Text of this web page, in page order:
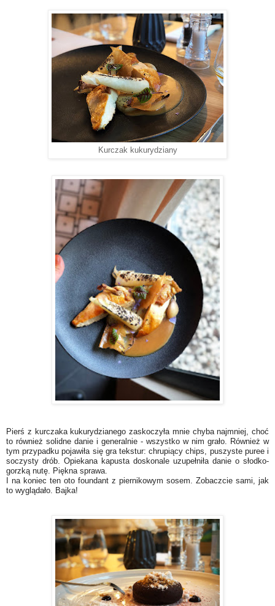
Kurczak kukurydziany
Pierś z kurczaka kukurydzianego zaskoczyła mnie chyba najmniej, choć
to również solidne danie i generalnie - wszystko w nim grało. Również w
tym przypadku pojawiła się gra tekstur: chrupiący chips, puszyste puree i
soczysty drób. Opiekana kapusta doskonale uzupełniła danie o słodko-
gorzką nutę. Piękna sprawa.
I na koniec ten oto foundant z piernikowym sosem. Zobaczcie sami, jak
to wyglądało. Bajka!